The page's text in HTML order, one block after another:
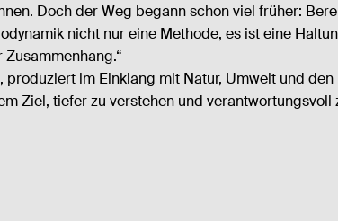
Doch der Weg begann schon viel früher:
nicht nur eine Methode, es ist eine
im Einklang mit Natur, Umwelt und
Ziel, tiefer zu verstehen und verantwortungsvoll